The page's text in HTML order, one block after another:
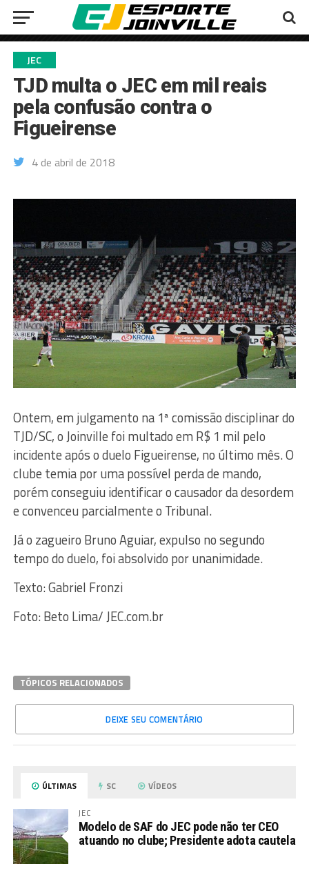
JEC
TJD multa o JEC em mil reais
pela confusão contra o
Figueirense
4 de abril de 2018
Ontem, em julgamento na 1ª comissão disciplinar do
TJD/SC, o Joinville foi multado em R$ 1 mil pelo
incidente após o duelo Figueirense, no último mês. O
clube temia por uma possível perda de mando,
porém conseguiu identificar o causador da desordem
e convenceu parcialmente o Tribunal.
Já o zagueiro Bruno Aguiar, expulso no segundo
tempo do duelo, foi absolvido por unanimidade.
Texto: Gabriel Fronzi
Foto: Beto Lima/ JEC.com.br
TÓPICOS RELACIONADOS
DEIXE SEU COMENTÁRIO
ÚLTIMAS SC VÍDEOS
JEC
Modelo de SAF do JEC pode não ter CEO
atuando no clube; Presidente adota cautela